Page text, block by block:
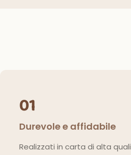
01
Durevole e affidabile
Realizzati in carta di alta